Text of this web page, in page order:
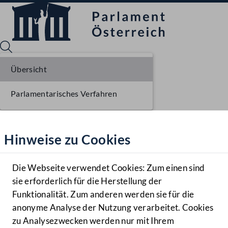
Hilfe
Benutzer
Navigationsmenü öffnen
MENÜ
Hinweise zu Cookies
Die Webseite verwendet Cookies: Zum einen sind
sie erforderlich für die Herstellung der
Funktionalität. Zum anderen werden sie für die
anonyme Analyse der Nutzung verarbeitet. Cookies
zu Analysezwecken werden nur mit Ihrem
Übersicht
Parlamentarisches Verfahren